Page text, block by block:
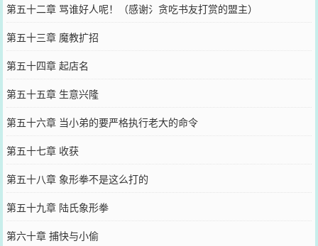
第五十二章 骂谁好人呢！（感谢氵贪吃书友打赏的盟主）
第五十三章 魔教扩招
第五十四章 起店名
第五十五章 生意兴隆
第五十六章 当小弟的要严格执行老大的命令
第五十七章 收获
第五十八章 象形拳不是这么打的
第五十九章 陆氏象形拳
第六十章 捕快与小偷